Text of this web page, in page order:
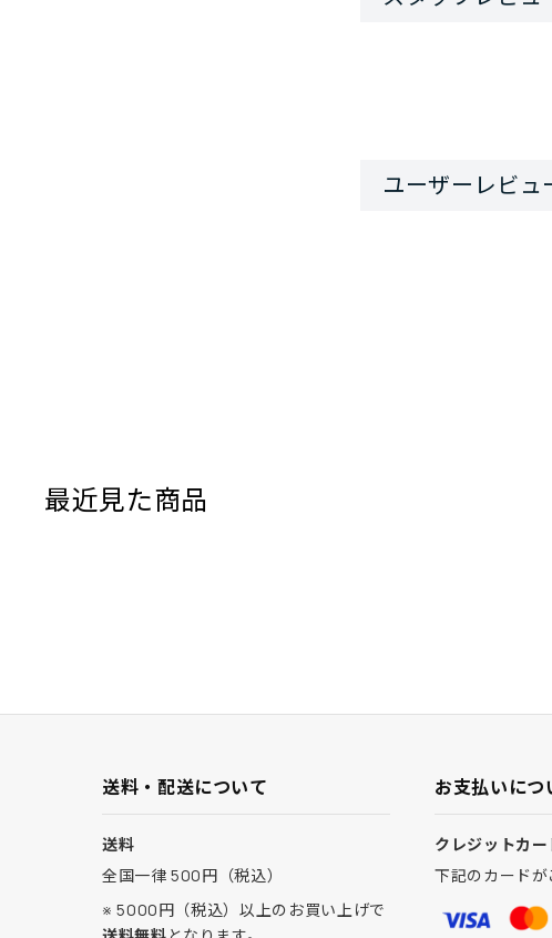
最近見た商品
送料・配送について
送料
全国一律 500円（税込）
※ 5000円（税込）以上のお買い上げで
お支払いにつ
クレジットカー
下記のカードが